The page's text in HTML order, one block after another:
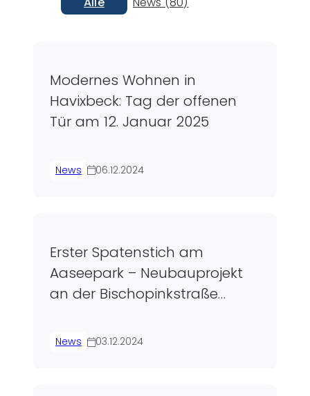
Modernes Wohnen in
Havixbeck: Tag der offenen
Tür am 12. Januar 2025
News 06.12.2024
Erster Spatenstich am
Aaseepark – Neubauprojekt
an der Bischopinkstraße
News 03.12.2024